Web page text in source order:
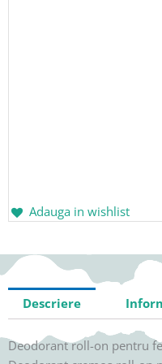
Adauga in wishlist
Descriere
Deodorant roll-on pentru